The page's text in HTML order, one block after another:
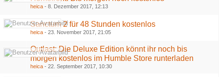
heica - 8. Dezember 2017, 12:13
Sanctum 2 für 48 Stunden kostenlos
heica - 23. November 2017, 21:05
Outlast: Die Deluxe Edition könnt ihr noch bis
morgen kostenlos im Humble Store runterladen
heica - 22. September 2017, 10:30